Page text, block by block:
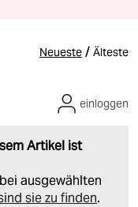
Neueste / Älteste
Artikel ist
ausgewählten
sie zu finden.
einloggen